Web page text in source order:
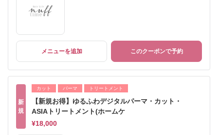
メニューを追加 このクーポンで予約
新
規
カット パーマ トリートメント
【新規お得】ゆるふわデジタルパーマ・カット・
ASIAトリートメント(ホームケ
¥18,000